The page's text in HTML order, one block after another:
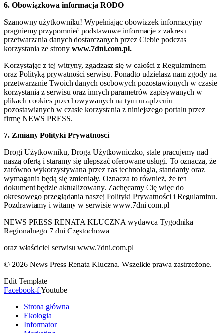
6. Obowiązkowa informacja RODO
Szanowny użytkowniku! Wypełniając obowiązek informacyjny
pragniemy przypomnieć podstawowe informacje z zakresu
przetwarzania danych dostarczanych przez Ciebie podczas
korzystania ze strony www.7dni.com.pl.
Korzystając z tej witryny, zgadzasz się w całości z Regulaminem
oraz Polityką prywatności serwisu. Ponadto udzielasz nam zgody na
przetwarzanie Twoich danych osobowych pozostawionych w czasie
korzystania z serwisu oraz innych parametrów zapisywanych w
plikach cookies przechowywanych na tym urządzeniu
pozostawianych w czasie korzystania z niniejszego portalu przez
firmę NEWS PRESS.
7. Zmiany Polityki Prywatności
Drogi Użytkowniku, Droga Użytkowniczko, stale pracujemy nad
naszą ofertą i staramy się ulepszać oferowane usługi. To oznacza, że
zarówno wykorzystywana przez nas technologia, standardy oraz
wymagania będą się zmieniały. Oznacza to również, że ten
dokument będzie aktualizowany. Zachęcamy Cię więc do
okresowego przeglądania naszej Polityki Prywatności i Regulaminu.
Pozdrawiamy i witamy w serwisie www.7dni.com.pl
NEWS PRESS RENATA KLUCZNA wydawca Tygodnika
Regionalnego 7 dni Częstochowa
oraz właściciel serwisu www.7dni.com.pl
© 2026 News Press Renata Kluczna. Wszelkie prawa zastrzeżone.
Edit Template
Facebook-fYoutube
Strona główna
Ekologia
Informator